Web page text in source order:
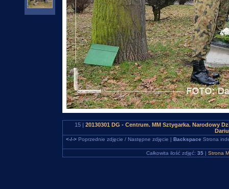
15 | 20130301 DG - Centrum. MM Sztygarka. Narodowy
<-/->Poprzednie zdjęcie / Następne zdjęcie | Backspace Strona
Całkowita ilość zdjęć: 35 | Strona